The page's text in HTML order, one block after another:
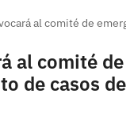
al comité de
al comité de
de casos de